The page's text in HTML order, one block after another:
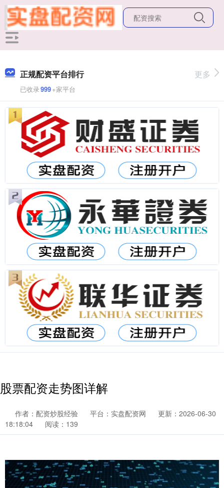
正规配资平台排行
已收录999+家平台
更多
股票配资走势图详解
作者：配资炒股经验 平台：实盘配资网
更新：2026-06-30
18:18:04
阅读：139